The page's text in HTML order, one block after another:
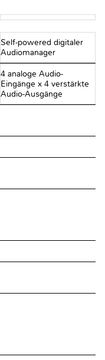
Self-powered digitaler
Audiomanager
4 analoge Audio-
Eingänge x 4 verstärkte
Audio-Ausgänge